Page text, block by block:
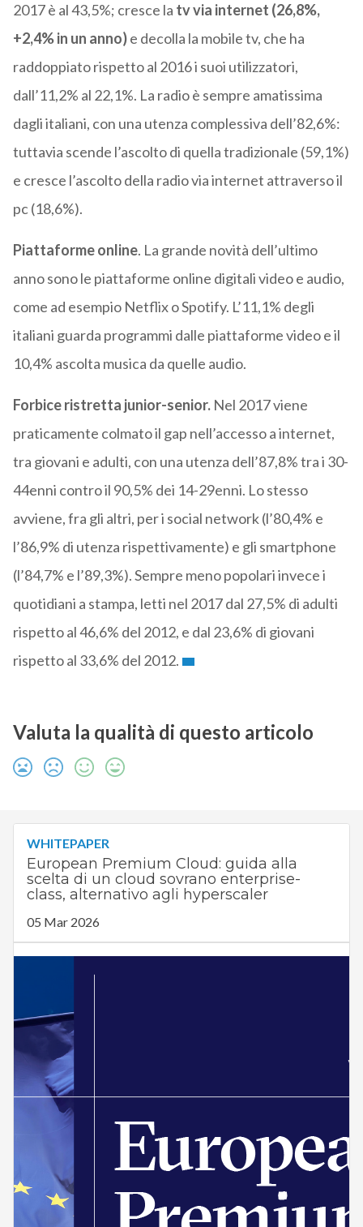
2017 è al 43,5%; cresce la tv via internet (26,8%,
+2,4% in un anno)e decolla la mobile tv, che ha
raddoppiato rispetto al 2016 i suoi utilizzatori,
dall’11,2% al 22,1%. La radio è sempre amatissima
dagli italiani, con una utenza complessiva dell’82,6%:
tuttavia scende l’ascolto di quella tradizionale (59,1%)
e cresce l’ascolto della radio via internet attraverso il
pc (18,6%).
Piattaforme online. La grande novità dell’ultimo
anno sono le piattaforme online digitali video e audio,
come ad esempio Netflix o Spotify. L’11,1% degli
italiani guarda programmi dalle piattaforme video e il
10,4% ascolta musica da quelle audio.
Forbice ristretta junior-senior. Nel 2017 viene
praticamente colmato il gap nell’accesso a internet,
tra giovani e adulti, con una utenza dell’87,8% tra i 30-
44enni contro il 90,5% dei 14-29enni. Lo stesso
avviene, fra gli altri, per i social network (l’80,4% e
l’86,9% di utenza rispettivamente) e gli smartphone
(l’84,7% e l’89,3%). Sempre meno popolari invece i
quotidiani a stampa, letti nel 2017 dal 27,5% di adulti
rispetto al 46,6% del 2012, e dal 23,6% di giovani
rispetto al 33,6% del 2012.
Valuta la qualità di questo articolo
WHITEPAPER
European Premium Cloud: guida alla
scelta di un cloud sovrano enterprise-
class, alternativo agli hyperscaler
05 Mar 2026